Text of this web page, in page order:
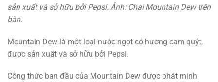
sản xuất và sở hữu bởi Pepsi. Ảnh: Chai Mountain Dew trên
bàn.
Mountain Dew là một loại nước ngọt có hương cam quýt,
được sản xuất và sở hữu bởi Pepsi.
Công thức ban đầu của Mountain Dew được phát minh